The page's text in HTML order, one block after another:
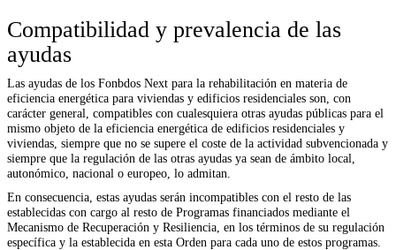
Compatibilidad y prevalencia de las
ayudas
Las ayudas de los Fonbdos Next para la rehabilitación en materia de
eficiencia energética para viviendas y edificios residenciales son, con
carácter general, compatibles con cualesquiera otras ayudas públicas para el
mismo objeto de la eficiencia energética de edificios residenciales y
viviendas, siempre que no se supere el coste de la actividad subvencionada y
siempre que la regulación de las otras ayudas ya sean de ámbito local,
autonómico, nacional o europeo, lo admitan.
En consecuencia, estas ayudas serán incompatibles con el resto de las
establecidas con cargo al resto de Programas financiados mediante el
Mecanismo de Recuperación y Resiliencia, en los términos de su regulación
específica y la establecida en esta Orden para cada uno de estos programas.